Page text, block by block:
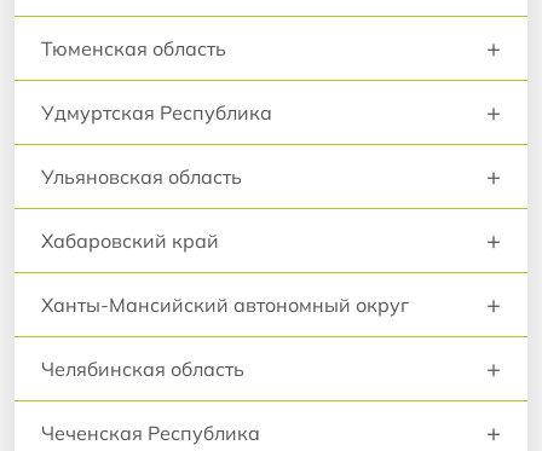
Тюменская область +
Удмуртская Республика +
Ульяновская область +
Хабаровский край +
Ханты-Мансийский автономный округ +
Челябинская область +
Чеченская Республика +